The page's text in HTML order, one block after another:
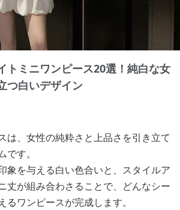
トミニワンピース20選！純白な女
つ白いデザイン
は、女性の純粋さと上品さを引き立て
す。
象を与える白い色合いと、スタイルア
丈が組み合わさることで、どんなシー
るワンピースが完成します。